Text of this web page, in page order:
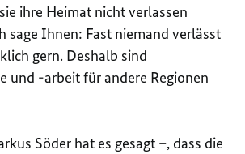
ihre Heimat nicht verlassen
sage Ihnen: Fast niemand verlässt
gern. Deshalb sind
und -arbeit für andere Regionen
Söder hat es gesagt –, dass die